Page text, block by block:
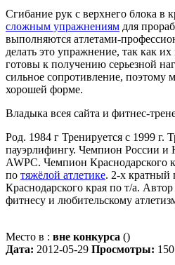
Сгибание рук с верхнего блока в
сложным упражнениям для
выполняются атлетами-
делать это упражнение, так как
готовы к получению серьезной
сильное сопротивление,
хорошей форме.
Владыка всея сайта и фитнес-
Род. 1984 г Тренируется с 1999
пауэрлифингу. Чемпион России и
AWPC. Чемпион Краснодарского
по тяжёлой атлетике. 2-х кратный
Краснодарского края по т/а.
фитнесу и любительскому
Место в : вне конкурса ()
Дата: 2012-05-29 Просмотры: